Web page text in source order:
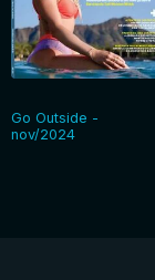
Go Outside -
nov/2024